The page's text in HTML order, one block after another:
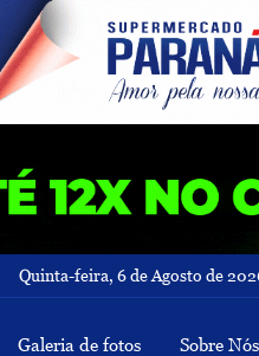
Quinta-feira, 6 de Agosto de
Galeria de fotos Sobre Nós